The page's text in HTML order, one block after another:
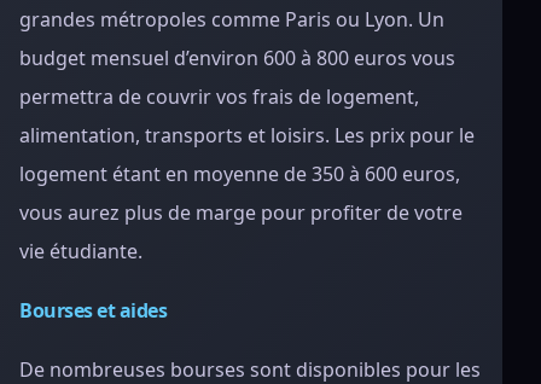
grandes métropoles comme Paris ou Lyon. Un
budget mensuel d’environ 600 à 800 euros vous
permettra de couvrir vos frais de logement,
alimentation, transports et loisirs. Les prix pour le
logement étant en moyenne de 350 à 600 euros,
vous aurez plus de marge pour profiter de votre
vie étudiante.
Bourses et aides
De nombreuses bourses sont disponibles pour les